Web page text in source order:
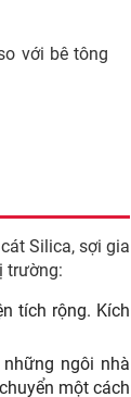
với bê tông
Silica, sợi gia
trường:
tích rộng. Kích
ngôi nhà
một cách